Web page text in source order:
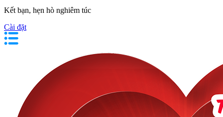
Kết bạn, hẹn hò nghiêm túc
Cài đặt